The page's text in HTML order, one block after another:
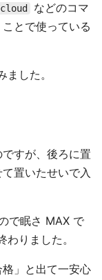
などのコマ
とで使っている
した。
すが、後ろに置
置いたせいで入
で眠さ MAX で
りました。
」と出て一安心